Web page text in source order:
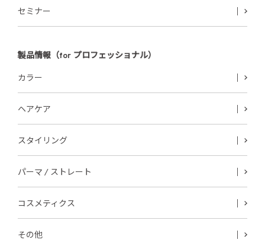
セミナー
製品情報（for プロフェッショナル）
カラー
ヘアケア
スタイリング
パーマ / ストレート
コスメティクス
その他